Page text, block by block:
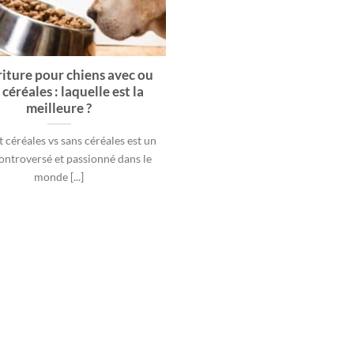
pour chiens avec ou
céréales : laquelle est la
meilleure ?
céréales vs sans céréales est un
et passionné dans le
monde [...]